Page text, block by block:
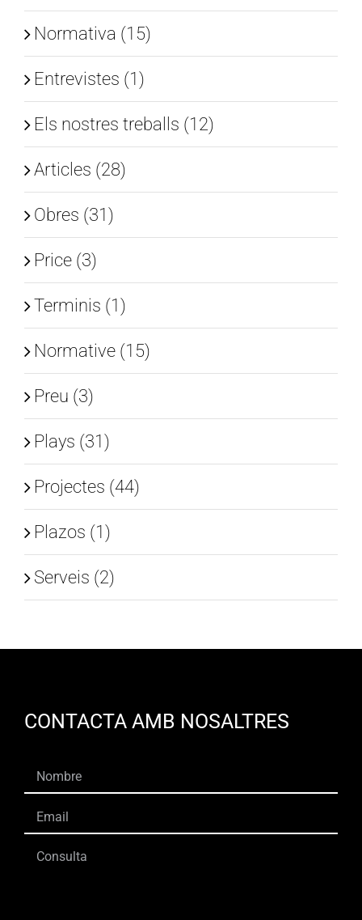
Normativa (15)
Entrevistes (1)
Els nostres treballs (12)
Articles (28)
Obres (31)
Price (3)
Terminis (1)
Normative (15)
Preu (3)
Plays (31)
Projectes (44)
Plazos (1)
Serveis (2)
CONTACTA AMB NOSALTRES